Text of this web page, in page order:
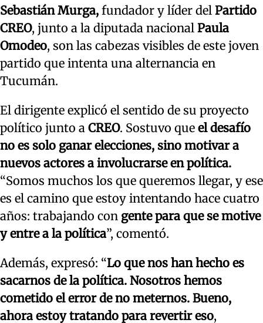
Sebastián Murga, fundador y líder del Partido
CREO, junto a la diputada nacional Paula
Omodeo, son las cabezas visibles de este joven
partido que intenta una alternancia en
Tucumán.
El dirigente explicó el sentido de su proyecto
político junto a CREO. Sostuvo que el desafío
no es solo ganar elecciones, sino motivar a
nuevos actores a involucrarse en política.
“Somos muchos los que queremos llegar, y ese
es el camino que estoy intentando hace cuatro
años: trabajando con gente para que se motive
y entre a la política”, comentó.
Además, expresó: “Lo que nos han hecho es
sacarnos de la política. Nosotros hemos
cometido el error de no meternos. Bueno,
ahora estoy tratando para revertir eso,